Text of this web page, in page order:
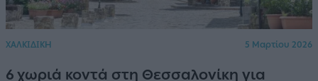
ΧΑΛΚΙΔΙΚΗ 5 Μαρτίου 2026
6 χωριά κοντά στη Θεσσαλονίκη για